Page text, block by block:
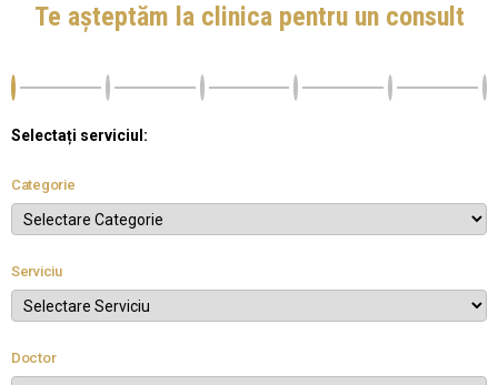
Te așteptăm la clinica pentru un consult
Selectați serviciul:
Categorie
Serviciu
Doctor